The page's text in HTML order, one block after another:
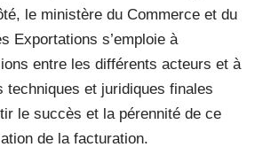
le ministère du Commerce et du
Exportations s’emploie à
entre les différents acteurs et à
techniques et juridiques finales
le succès et la pérennité de ce
de la facturation.